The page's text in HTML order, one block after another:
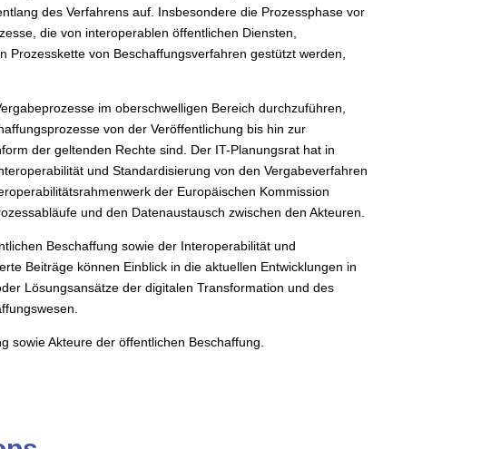
des Verfahrens auf. Insbesondere die Prozessphase vor
die von interoperablen öffentlichen Diensten,
von Beschaffungsverfahren gestützt werden,
im oberschwelligen Bereich durchzuführen,
von der Veröffentlichung bis hin zur
der geltenden Rechte sind. Der IT-Planungsrat hat in
und Standardisierung von den Vergabeverfahren
der Europäischen Kommission
und den Datenaustausch zwischen den Akteuren.
Beschaffung sowie der Interoperabilität und
Beiträge können Einblick in die aktuellen Entwicklungen in
Lösungsansätze der digitalen Transformation und des
sowie Akteure der öffentlichen Beschaffung.